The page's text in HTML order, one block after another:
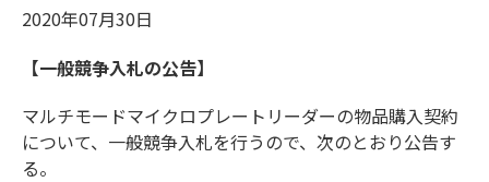
2020年07月30日
【一般競争入札の公告】
マルチモードマイクロプレートリーダーの物品購入契約
について、一般競争入札を行うので、次のとおり公告す
る。